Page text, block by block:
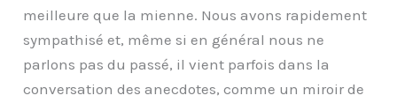
meilleure que la mienne. Nous avons rapidement
sympathisé et, même si en général nous ne
parlons pas du passé, il vient parfois dans la
conversation des anecdotes, comme un miroir de